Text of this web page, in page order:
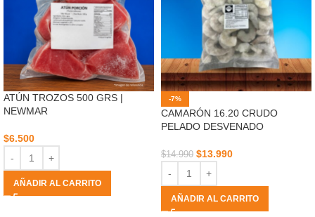
ATÚN TROZOS 500 GRS |
NEWMAR
$6.500
AÑADIR AL CARRITO
-7%
CAMARÓN 16.20 CRUDO
PELADO DESVENADO
$14.990 $13.990
AÑADIR AL CARRITO